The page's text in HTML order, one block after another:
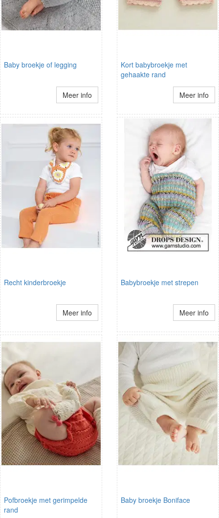
Baby broekje of legging
Meer info
Kort babybroekje met
gehaakte rand
Meer info
Recht kinderbroekje
Meer info
Babybroekje met strepen
Meer info
Pofbroekje met gerimpelde
rand
Baby broekje Boniface